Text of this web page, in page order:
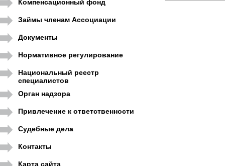
Компенсационный фонд
Займы членам Ассоциации
Документы
Нормативное регулирование
Национальный реестр
специалистов
Орган надзора
Привлечение к ответственности
Судебные дела
Контакты
Карта сайта